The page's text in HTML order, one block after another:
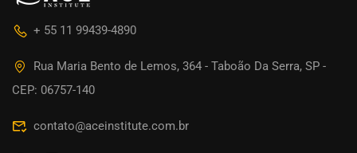
+ 55 11 99439-4890
Rua Maria Bento de Lemos, 364 - Taboão Da Serra, SP -
CEP: 06757-140
contato@aceinstitute.com.br